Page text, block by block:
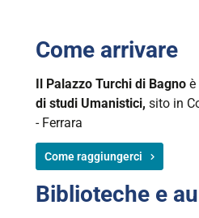
Come arrivare
Il Palazzo Turchi di Bagno è
di studi Umanistici, sito in
- Ferrara
Come raggiungerci
Biblioteche e